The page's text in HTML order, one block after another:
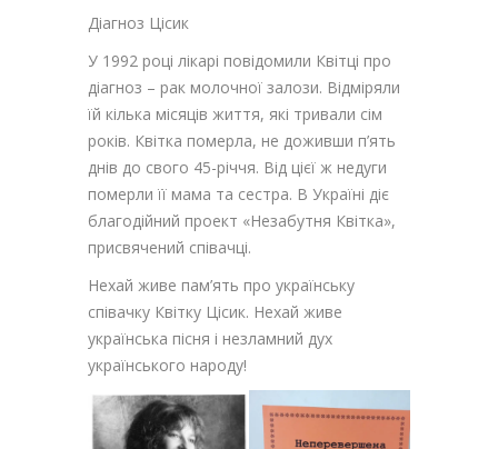
Діагноз Цісик
У 1992 році лікарі повідомили Квітці про
діагноз – рак молочної залози. Відміряли
їй кілька місяців життя, які тривали сім
років. Квітка померла, не доживши п’ять
днів до свого 45-річчя. Від цієї ж недуги
померли її мама та сестра. В Україні діє
благодійний проект «Незабутня Квітка»,
присвячений співачці.
Нехай живе пам’ять про українську
співачку Квітку Цісик. Нехай живе
українська пісня і незламний дух
українського народу!